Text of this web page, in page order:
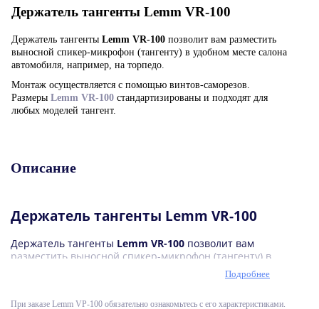
Держатель тангенты Lemm VR-100
Держатель тангенты Lemm VR-100 позволит вам разместить
выносной спикер-микрофон (тангенту) в удобном месте салона
автомобиля, например, на торпедо.
Монтаж осуществляется с помощью винтов-саморезов.
Размеры Lemm VR-100 стандартизированы и подходят для
любых моделей тангент.
Описание
Держатель тангенты Lemm VR-100
Держатель тангенты Lemm VR-100 позволит вам
разместить выносной спикер-микрофон (тангенту) в
удобном месте салона автомобиля, например, на
Монтаж осуществляется с помощью винтов-
Подробнее
При заказе Lеmm VР-100 обязательно ознакомьтесь с его характеристиками.